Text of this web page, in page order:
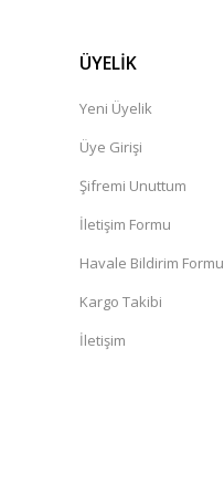
ÜYELİK
Yeni Üyelik
Üye Girişi
Şifremi Unuttum
İletişim Formu
Havale Bildirim Formu
Kargo Takibi
İletişim